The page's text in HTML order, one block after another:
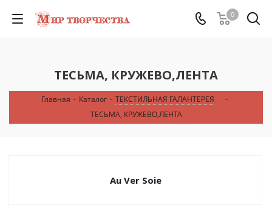
0
ТЕСЬМА, КРУЖЕВО,ЛЕНТА
Главная - Каталог - ТЕКСТИЛЬНАЯ ГАЛАНТЕРЕЯ
-
ТЕСЬМА, КРУЖЕВО,ЛЕНТА
Au Ver Soie